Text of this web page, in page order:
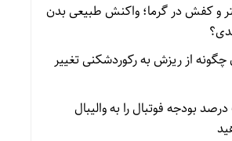
و کفش در گرما؛ واکنش طبیعی بدن
چگونه از ریزش به رکوردشکنی تغییر
بودجه فوتبال را به والیبال